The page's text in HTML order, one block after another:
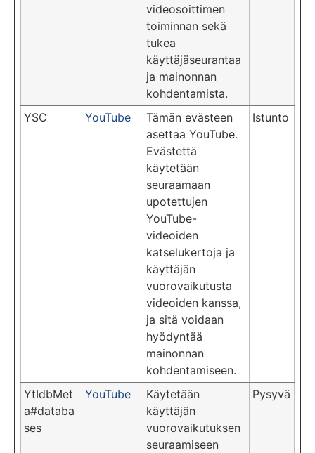
videosoittimen
toiminnan sekä
tukea
käyttäjäseurantaa
ja mainonnan
kohdentamista.
YSC YouTube
Tämän evästeen
asettaa YouTube.
Evästettä
käytetään
seuraamaan
upotettujen
YouTube-
videoiden
katselukertoja ja
käyttäjän
vuorovaikutusta
videoiden kanssa,
ja sitä voidaan
hyödyntää
mainonnan
kohdentamiseen.
Istunto
YtIdbMet
a#databa
ses
YouTube
Käytetään
käyttäjän
vuorovaikutuksen
seuraamiseen
Pysyvä